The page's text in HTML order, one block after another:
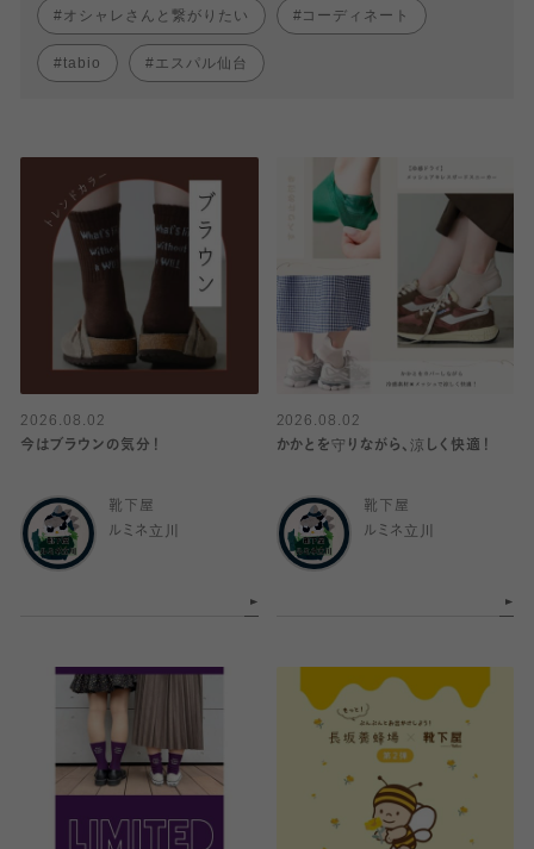
オシャレさんと繋がりたい コーディネート
tabio エスパル仙台
2026.08.02
今はブラウンの気分！
靴下屋
ルミネ立川
2026.08.02
かかとを守りながら、涼しく快適！
靴下屋
ルミネ立川